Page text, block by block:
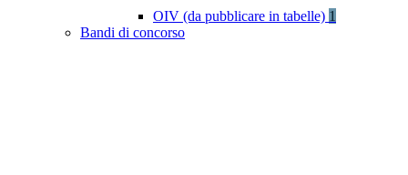
OIV (da pubblicare in tabelle) 1
Bandi di concorso